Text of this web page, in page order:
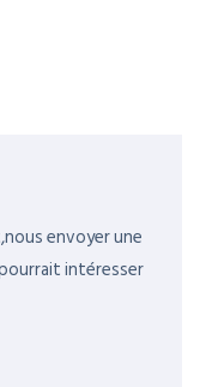
envoyer une
intéresser